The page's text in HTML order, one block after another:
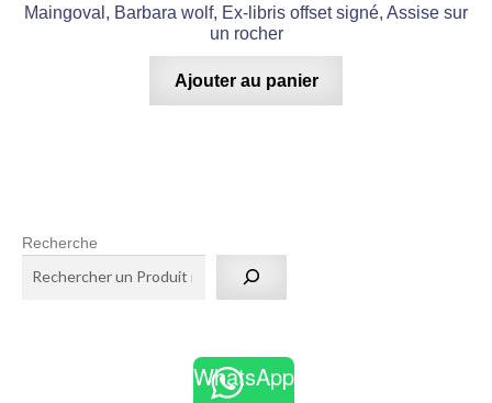
Maingoval, Barbara wolf, Ex-libris offset signé, Assise sur
un rocher
Ajouter au panier
Recherche
WhatsApp